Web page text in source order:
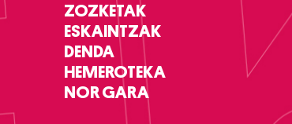
ZOZKETAK
ESKAINTZAK
DENDA
HEMEROTEKA
NOR GARA